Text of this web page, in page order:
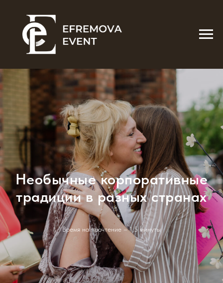
Необычные корпоративные
традиции в разных странах
Время на прочтение – 1,5 минуты